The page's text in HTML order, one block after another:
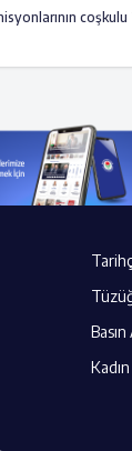
coşkulu
Basın